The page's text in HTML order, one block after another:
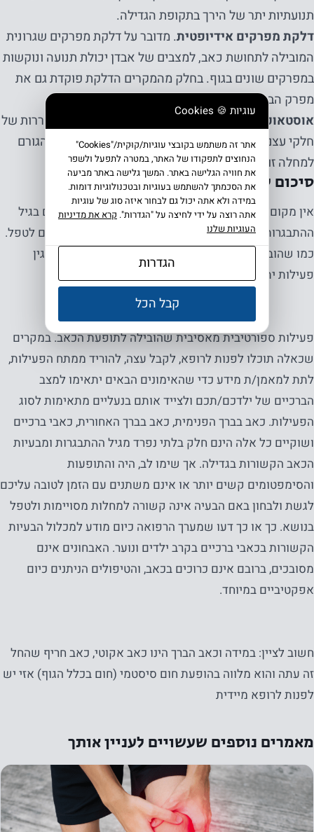
תנועתיות יתר של הירך בתקופת הגדילה.
דלקת מפרקים אידיופטית. מדובר על דלקת מפרקים שגרונית
המובילה לתחושת כאב, למצבים של אבדן יכולת תנועה ונוקשות
במפרקים שונים בגוף. בחלק מהמקרים הדלקת פוקדת גם את
מפרק הברך.
אוסטאוכודריטיס דיסקנס. מחלה המאופיינת בהתשחררות של
חלקי עצם וסחוס אל חלל המפרק עצמו. במקרים רבים הגורם
למחלה זו נובע מפעילות גופנית מאומצת.
סיכום להורים שבינינו
אין מקום ללחץ וחרדה. כאבי ברכיים בגדילה, כאבי ברכיים בגיל
ההתבגרות הן חלק בלתי נפרד מהנושאים בהם אנו נדרשים לטפל.
כמו שהובהר, במרבית המקרים מדובר בתופעה שנגרמה בגין
פעילות יתר של ילדיכם או ילדתכם.
פעילות ספורטיבית מאסיבית שהובילה לתופעת הכאב. במקרים
שכאלה תוכלו לפנות לרופא, לקבל עצה, להוריד ממתח הפעילות,
לתת למאמן/ת מידע כדי שהאימונים הבאים יתאימו למצב
הברכיים של ילדכם/תכם ולצייד אותם בנעליים מתאימות לסוג
הפעילות. כאב בברך הפנימית, כאב בברך האחורית, כאבי ברכיים
ושוקיים כל אלה הינם חלק בלתי נפרד מגיל ההתבגרות ומבעיות
הכאב הקשורות בגדילה. אך שימו לב, היה והתופעות
והסימפטומים קשים יותר או אינם משתנים עם הזמן לטובה עליכם
לגשת ולבחון באם הבעיה אינה קשורה למחלות מסויימות ולטפל
בנושא. כך או כך דעו שמערך הרפואה כיום מודע למכלול הבעיות
הקשורות בכאבי ברכיים בקרב ילדים ונוער. האבחונים אינם
מסובכים, ברובם אינם כרוכים בכאב, והטיפולים הניתנים כיום
אפקטיביים במיוחד.
חשוב לציין: במידה וכאב הברך הינו כאב אקוטי, כאב חריף שהחל
זה עתה והוא מלווה בהופעת חום סיסטמי (חום בכלל הגוף) אזי יש
לפנות לרופא מיידית
מאמרים נוספים שעשויים לעניין אותך
עוגיות 🍪 Cookies
אתר זה משתמש בקובצי עוגיות/קוּקִית/"Cookies"
הנחוצים לתפקודו של האתר, במטרה לתפעל ולשפר
את חוויה הגלישה באתר. המשך גלישה באתר מביעה
את הסכמתך להשתמש בעוגיות ובטכנולוגיות דומות.
במידה ולא אתה יכול גם לבחור איזה סוג של עוגיות
אתה רוצה על ידי לחיצה על "הגדרות". קרא את מדיניות
העוגיות שלנו
הגדרות
קבל הכל
עוגיות אלו
אינן
אופציונליות.
הם נחוצים
כדי שהאתר